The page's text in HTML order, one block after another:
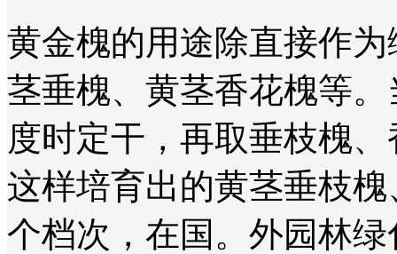
黄金槐的用途除直接作
茎垂槐、黄茎香花槐等
度时定干，再取垂枝槐
这样培育出的黄茎垂枝
个档次，在国。外园林